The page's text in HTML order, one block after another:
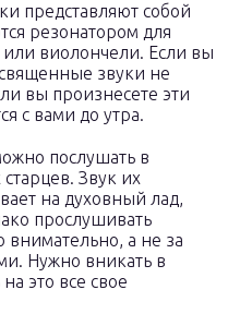
представляют собой
резонатором для
виолончели. Если вы
звуки не
вы произнесете эти
с вами до утра.
послушать в
Звук их
на духовный лад,
прослушивать
внимательно, а не за
Нужно вникать в
это все свое